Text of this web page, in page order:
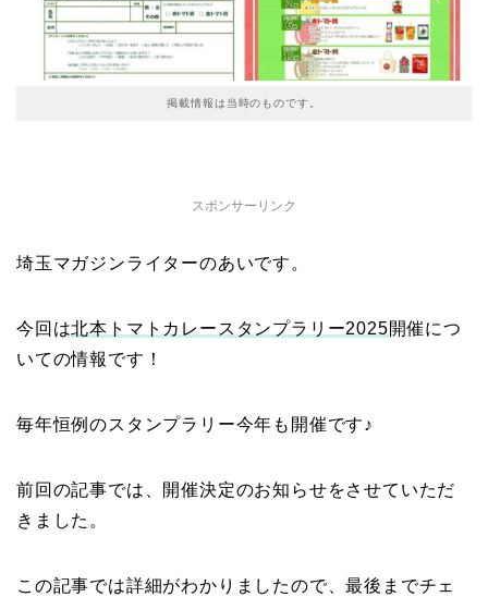
掲載情報は当時のものです。
スポンサーリンク
埼玉マガジンライターのあいです。
今回は北本トマトカレースタンプラリー2025開催につ
いての情報です！
毎年恒例のスタンプラリー今年も開催です♪
前回の記事では、開催決定のお知らせをさせていただ
きました。
この記事では詳細がわかりましたので、最後までチェ